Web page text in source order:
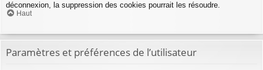
déconnexion, la suppression des cookies pourrait les résoudre.
Haut
Paramètres et préférences de l’utilisateur